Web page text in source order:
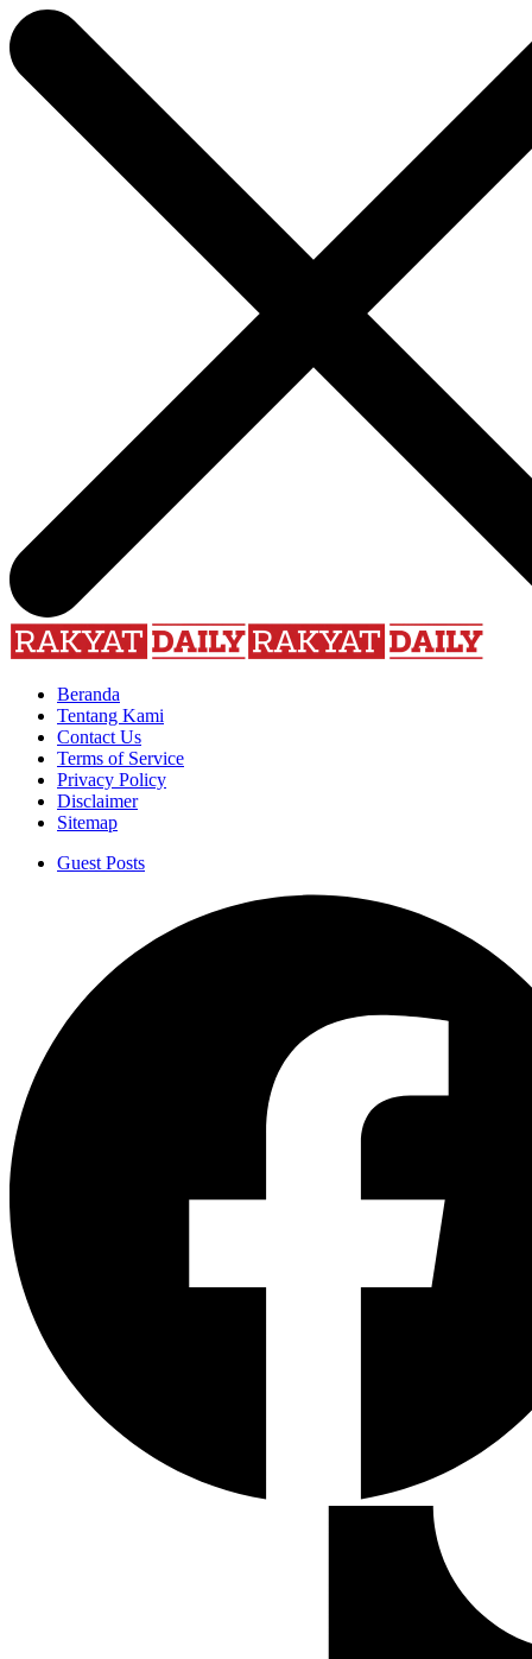
Beranda
Tentang Kami
Contact Us
Terms of Service
Privacy Policy
Disclaimer
Sitemap
Guest Posts